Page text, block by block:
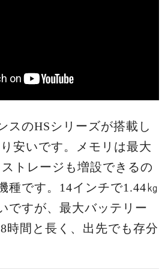
スのHSシリーズが搭載し
安いです。メモリは最大
トレージも増設できるの
種です。14インチで1.44㎏
ですが、最大バッテリー
時間と長く、出先でも存分